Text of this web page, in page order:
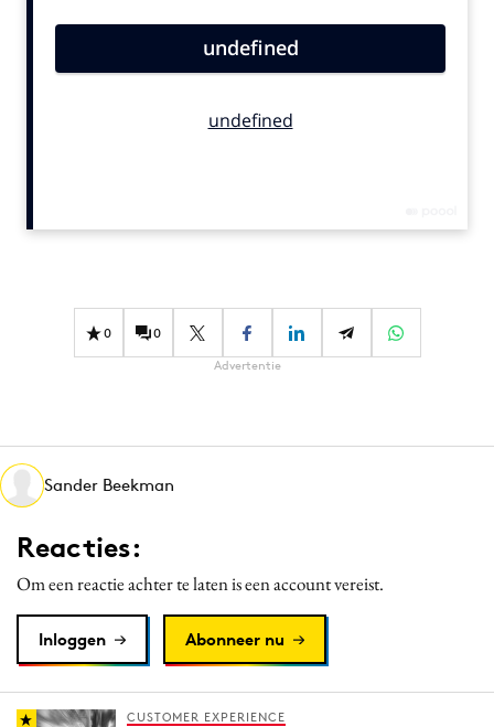
Carriere
Design
Diversiteit
Effectiviteit
Martech
Media
Merkstrategie
Purpose Marketing
Reputatie & crisis
0 0
Advertentie
Sander Beekman
Reacties:
Om een reactie achter te laten is een account vereist.
Inloggen Abonneer nu
CUSTOMER EXPERIENCE